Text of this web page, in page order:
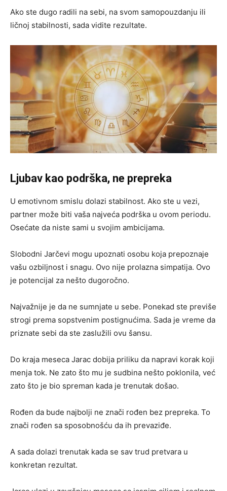
Ako ste dugo radili na sebi, na svom samopouzdanju ili
ličnoj stabilnosti, sada vidite rezultate.
Ljubav kao podrška, ne prepreka
U emotivnom smislu dolazi stabilnost. Ako ste u vezi,
partner može biti vaša najveća podrška u ovom periodu.
Osećate da niste sami u svojim ambicijama.
Slobodni Jarčevi mogu upoznati osobu koja prepoznaje
vašu ozbiljnost i snagu. Ovo nije prolazna simpatija. Ovo
je potencijal za nešto dugoročno.
Najvažnije je da ne sumnjate u sebe. Ponekad ste previše
strogi prema sopstvenim postignućima. Sada je vreme da
priznate sebi da ste zaslužili ovu šansu.
Do kraja meseca Jarac dobija priliku da napravi korak koji
menja tok. Ne zato što mu je sudbina nešto poklonila, već
zato što je bio spreman kada je trenutak došao.
Rođen da bude najbolji ne znači rođen bez prepreka. To
znači rođen sa sposobnošću da ih prevaziđe.
A sada dolazi trenutak kada se sav trud pretvara u
konkretan rezultat.